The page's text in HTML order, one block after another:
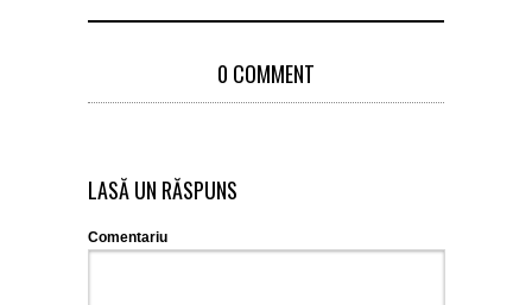
0 COMMENT
LASĂ UN RĂSPUNS
Comentariu